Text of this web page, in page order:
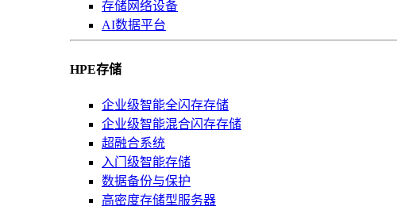
存储网络设备
AI数据平台
HPE存储
企业级智能全闪存存储
企业级智能混合闪存存储
超融合系统
入门级智能存储
数据备份与保护
高密度存储型服务器